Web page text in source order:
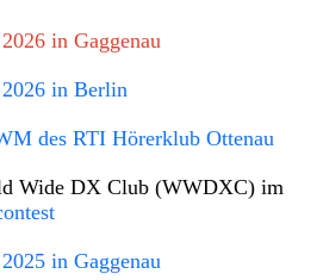
in Gaggenau
in Berlin
des RTI Hörerklub Ottenau
Wide DX Club (WWDXC) im
in Gaggenau